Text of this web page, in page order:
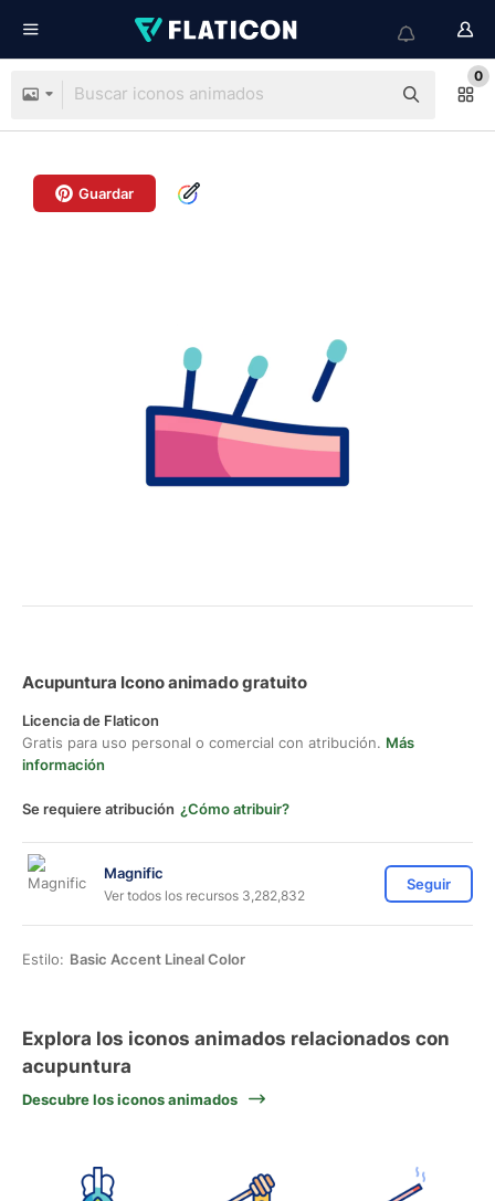
0
Guardar
Acupuntura Icono animado gratuito
Licencia de Flaticon
Gratis para uso personal o comercial con atribución. Más
información
Se requiere atribución ¿Cómo atribuir?
Magnific
Ver todos los recursos 3,282,832
Seguir
Estilo: Basic Accent Lineal Color
Explora los iconos animados relacionados con
acupuntura
Descubre los iconos animados